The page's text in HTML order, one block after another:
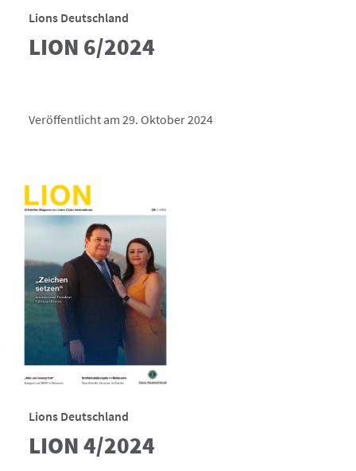
Lions Deutschland
LION 6/2024
Veröffentlicht am 29. Oktober 2024
Lions Deutschland
LION 4/2024